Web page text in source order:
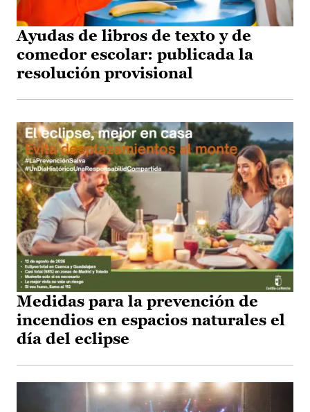
Ayudas de libros de texto y de
comedor escolar: publicada la
resolución provisional
Medidas para la prevención de
incendios en espacios naturales el
día del eclipse